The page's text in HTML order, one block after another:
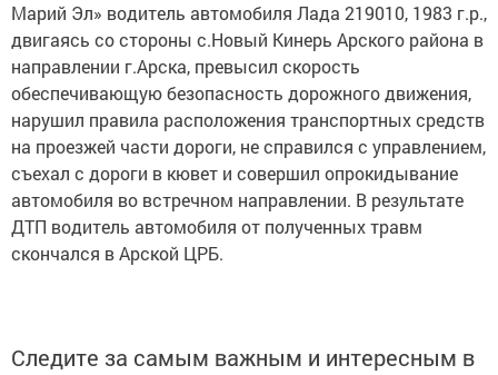
Марий Эл» водитель автомобиля Лада 219010, 1983 г.р.,
двигаясь со стороны с.Новый Кинерь Арского района в
направлении г.Арска, превысил скорость
обеспечивающую безопасность дорожного движения,
нарушил правила расположения транспортных средств
на проезжей части дороги, не справился с управлением,
съехал с дороги в кювет и совершил опрокидывание
автомобиля во встречном направлении. В результате
ДТП водитель автомобиля от полученных травм
скончался в Арской ЦРБ.
Следите за самым важным и интересным в